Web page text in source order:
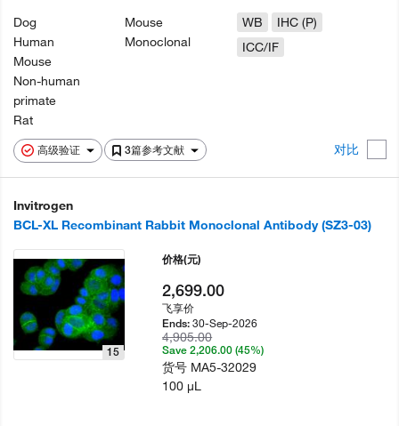
高级验证 3篇参考文献 对比
Dog
Human
Mouse
Non-human
primate
Rat
Mouse
Monoclonal
WB
IHC (P)
ICC/IF
Invitrogen
BCL-XL Recombinant Rabbit Monoclonal Antibody (SZ3-03)
15
价格(元)
2,699.00
飞享价
Ends:30-Sep-2026
4,905.00
Save 2,206.00 (45%)
货号 MA5-32029
100 µL